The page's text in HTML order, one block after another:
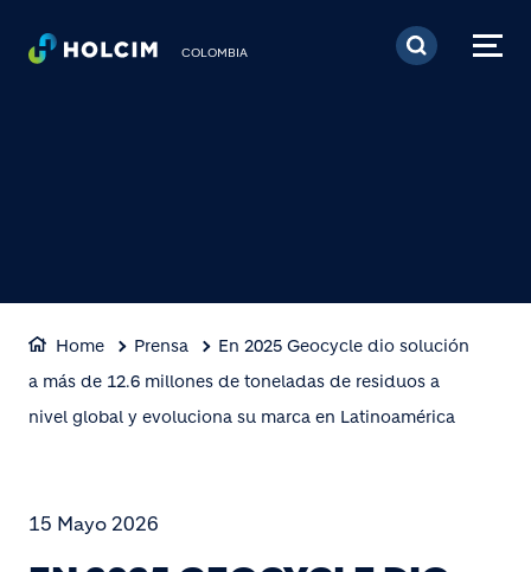
Pasar al contenido
COLOMBIA
Home Prensa
En 2025 Geocycle dio solución
a más de 12.6 millones de toneladas de residuos a
nivel global y evoluciona su marca en Latinoamérica
15 Mayo 2026